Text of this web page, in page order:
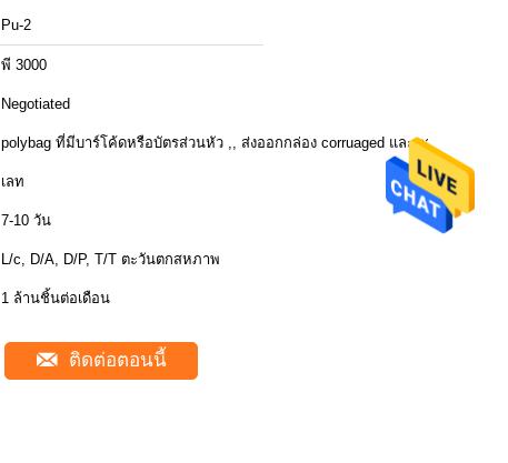
Pu-2
พี 3000
Negotiated
polybag ที่มีบาร์โค้ดหรือบัตรส่วนหัว ,, ส่งออกกล่อง corruaged และพา
เลท
7-10 วัน
L/c, D/A, D/P, T/T ตะวันตกสหภาพ
1 ล้านชิ้นต่อเดือน
ติดต่อตอนนี้